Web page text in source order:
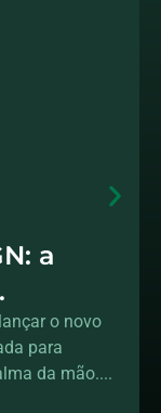
a
o novo
para
da mão....